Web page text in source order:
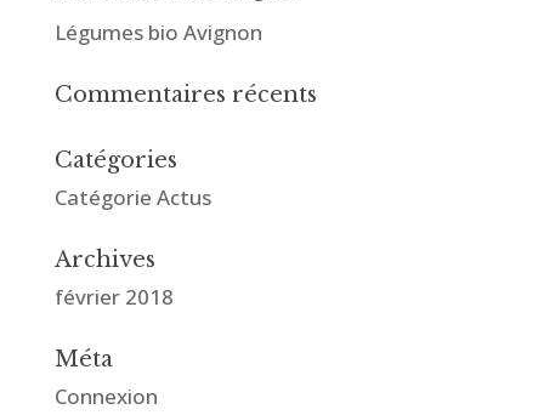
Légumes bio Avignon
Commentaires récents
Catégories
Catégorie Actus
Archives
février 2018
Méta
Connexion